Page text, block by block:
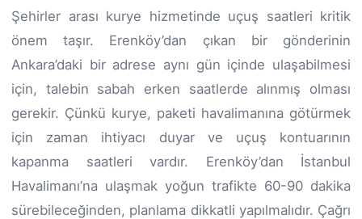
Şehirler arası kurye hizmetinde uçuş saatleri kritik
önem taşır. Erenköy’dan çıkan bir gönderinin
Ankara’daki bir adrese aynı gün içinde ulaşabilmesi
için, talebin sabah erken saatlerde alınmış olması
gerekir. Çünkü kurye, paketi havalimanına götürmek
için zaman ihtiyacı duyar ve uçuş kontuarının
kapanma saatleri vardır. Erenköy’dan İstanbul
Havalimanı’na ulaşmak yoğun trafikte 60-90 dakika
sürebileceğinden, planlama dikkatli yapılmalıdır. Çağrı